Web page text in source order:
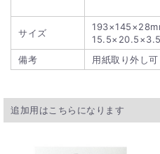
サイズ
備考
用紙取り外し可
追加用はこちらになります